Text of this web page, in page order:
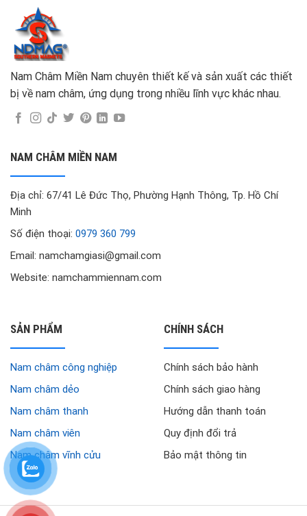
Nam Châm Miền Nam chuyên thiết kế và sản xuất các thiết
bị về nam châm, ứng dụng trong nhiều lĩnh vực khác nhau.
NAM CHÂM MIỀN NAM
Địa chỉ: 67/41 Lê Đức Thọ, Phường Hạnh Thông, Tp. Hồ Chí
Minh
Số điện thoại: 0979 360 799
Email: namchamgiasi@gmail.com
Website: namchammiennam.com
SẢN PHẨM
Nam châm công nghiệp
Nam châm dẻo
Nam châm thanh
Nam châm viên
Nam châm vĩnh cửu
CHÍNH SÁCH
Chính sách bảo hành
Chính sách giao hàng
Hướng dẫn thanh toán
Quy định đổi trả
Bảo mật thông tin